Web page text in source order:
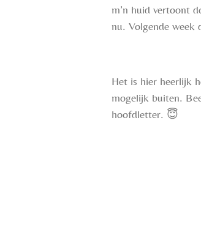
m’n huid vertoont
nu. Volgende week
Het is hier heerlijk
mogelijk buiten.
hoofdletter. 😇